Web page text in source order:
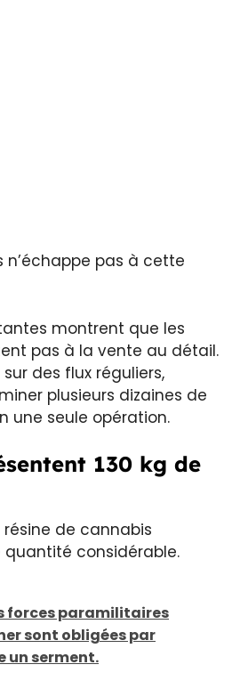
n’échappe pas à cette
montrent que les
pas à la vente au détail.
des flux réguliers,
plusieurs dizaines de
une seule opération.
130 kg de
résine de cannabis
considérable.
forces paramilitaires
sont obligées par
un serment.